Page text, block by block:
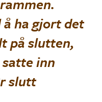
ha gjort det
på slutten,
satte inn
slutt